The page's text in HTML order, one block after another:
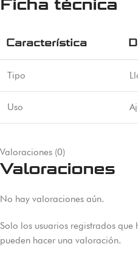
Ficha técnica
Característica
Tipo
Uso
Valoraciones (0)
Valoraciones
No hay valoraciones aún.
Solo los usuarios registrados
pueden hacer una valoración.